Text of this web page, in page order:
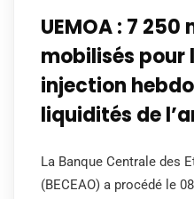
UEMOA : 7
mobilisés pour
injection
liquidités de
La Banque Centrale des
(BECEAO) a procédé le